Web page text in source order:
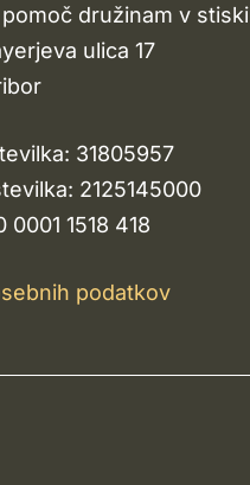
družinam v stiski
ulica 17
31805957
2125145000
0001 1518 418
podatkov